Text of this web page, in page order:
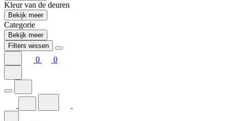
Kleur van de deuren
Bekijk meer
Categorie
Bekijk meer
Filters wissen
0 0